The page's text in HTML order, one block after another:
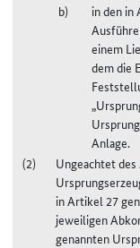
in den in
einem
dem die
Anlage.
Ungeachtet
in Artikel 27
jeweiligen
genannten